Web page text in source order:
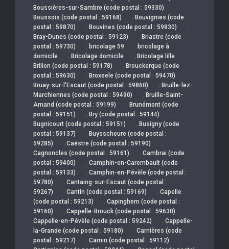
Boussières-sur-Sambre (code postal : 59330) ,
Boussois (code postal : 59168) , Bouvignies (code
postal : 59870)
, Bouvines (code postal : 59830) ,
Bray-Dunes (code postal : 59123) , Briastre (code
postal : 59730)
, bricolage 59 , bricolage à
domicile
, Bricolage domicile , Bricolage lille ,
Brillon (code postal : 59178) , Brouckerque (code
postal : 59630)
, Broxeele (code postal : 59470) ,
Bruay-sur-l'Escaut (code postal : 59860) , Bruille-lez-
Marchiennes (code postal : 59490)
, Bruille-Saint-
Amand (code postal : 59199)
, Brunémont (code
postal : 59151)
, Bry (code postal : 59144) ,
Bugnicourt (code postal : 59151) , Busigny (code
postal : 59137)
, Buysscheure (code postal :
59285)
, Caëstre (code postal : 59190) ,
Cagnoncles (code postal : 59161) , Cambrai (code
postal : 59400)
, Camphin-en-Carembault (code
postal : 59133)
, Camphin-en-Pévèle (code postal :
59780)
, Cantaing-sur-Escaut (code postal :
59267)
, Cantin (code postal : 59169) , Capelle
(code postal : 59213)
, Capinghem (code postal :
59160)
, Cappelle-Brouck (code postal : 59630) ,
Cappelle-en-Pévèle (code postal : 59242) , Cappelle-
la-Grande (code postal : 59180)
, Carnières (code
postal : 59217)
, Carnin (code postal : 59112) ,